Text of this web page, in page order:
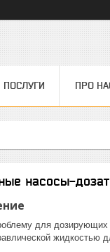
ПОСЛУГИ ПРО
насосы-
для